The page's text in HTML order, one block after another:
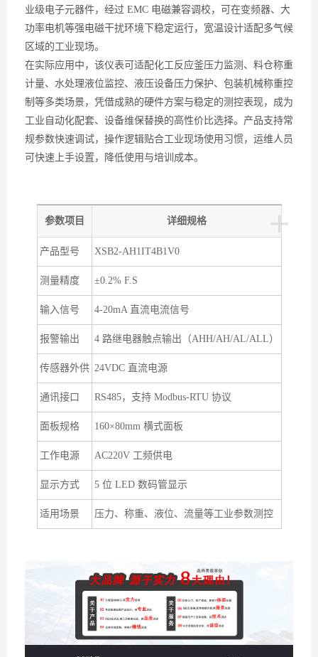
业级电子元器件，经过 EMC 电磁兼容调校，可在变频器、大
功率电机等强电磁干扰环境下稳定运行，宽温设计适配多气候
区域的工业现场。
在实际应用中，该仪表可适配化工反应釜压力监测、料仓称重
计量、水处理液位监控、液压设备压力保护、包装机械称重控
制等多类场景，凭借成熟的硬件方案与稳定的测控表现，成为
工业自动化配套、设备维保替换的高性价比选择。产品支持常
规参数快速调试，操作逻辑贴合工业现场使用习惯，运维人员
可快速上手设置，降低使用与培训成本。
+
参数项目 详细规格
产品型号 XSB2-AH1IT4B1V0
测量精度 ±0.2% F.S
输入信号 4-20mA 直流电流信号
报警输出 4 路继电器触点输出（AHH/AH/AL/ALL）
传感器外供 24VDC 直流电源
通讯接口 RS485，支持 Modbus-RTU 协议
面板规格 160×80mm 横式面板
工作电源 AC220V 工频供电
显示方式 5 位 LED 数码管显示
适用场景 压力、称重、液位、流量等工业参数测控